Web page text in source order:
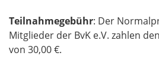
Teilnahmegebühr: Der
Mitglieder der BvK e.V. zahlen
von 30,00 €.